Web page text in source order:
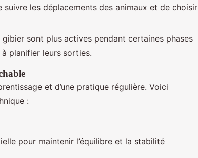
les déplacements des animaux et de choisir
gibier sont plus actives pendant certaines phases
planifier leurs sorties.
et d’une pratique régulière. Voici
:
pour maintenir l’équilibre et la stabilité